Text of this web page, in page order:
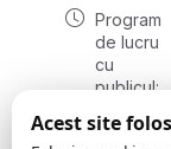
Program
de lucru
cu
publicul:
08:00 -
Acest site